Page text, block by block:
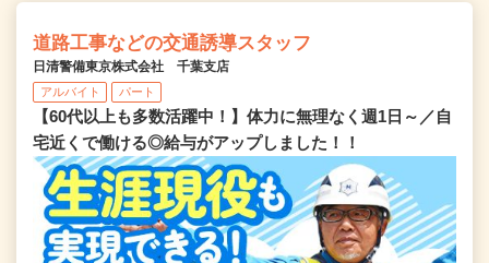
道路工事などの交通誘導スタッフ
日清警備東京株式会社 千葉支店
アルバイト パート
【60代以上も多数活躍中！】体力に無理なく週1日～／自
宅近くで働ける◎給与がアップしました！！